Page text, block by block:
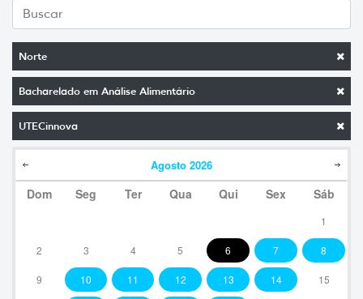
Norte
Bacharelado em Análise Alimentário
UTECinnova
Agosto 2026
Dom Seg Ter Qua Qui Sex Sáb
1
2 3 4 5 6 7 8
9 10 11 12 13 14 15